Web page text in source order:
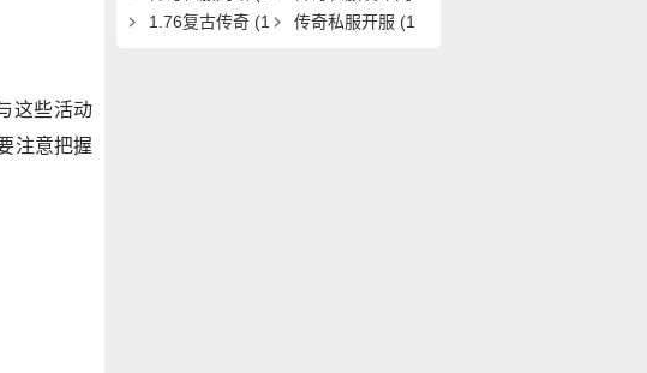
这些活动
注意把握
9)
(11)
1.76复古传奇 (1
传奇私服开服 (1